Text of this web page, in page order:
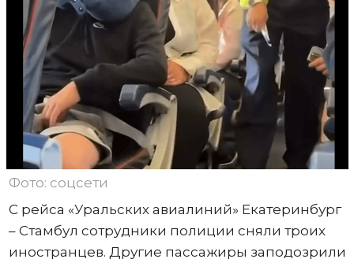
Фото: соцсети
С рейса «Уральских авиалиний» Екатеринбург
– Стамбул сотрудники полиции сняли троих
иностранцев. Другие пассажиры заподозрили